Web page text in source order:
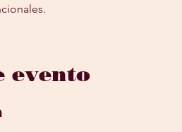
evento